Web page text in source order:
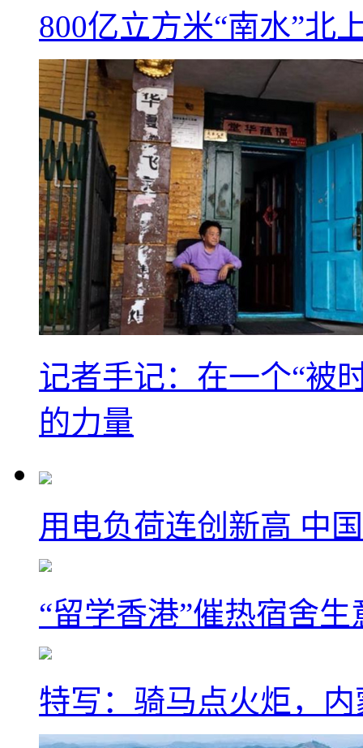
800亿立方米“南水”北
记者手记：在一个“被
的力量
用电负荷连创新高 中
“留学香港”催热宿舍
特写：骑马点火炬，